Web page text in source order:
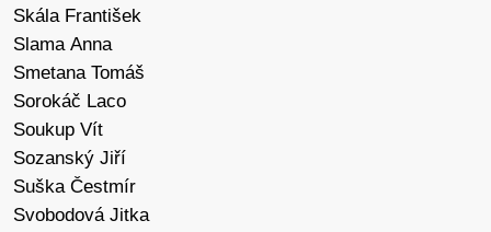
Skála František
Slama Anna
Smetana Tomáš
Sorokáč Laco
Soukup Vít
Sozanský Jiří
Suška Čestmír
Svobodová Jitka